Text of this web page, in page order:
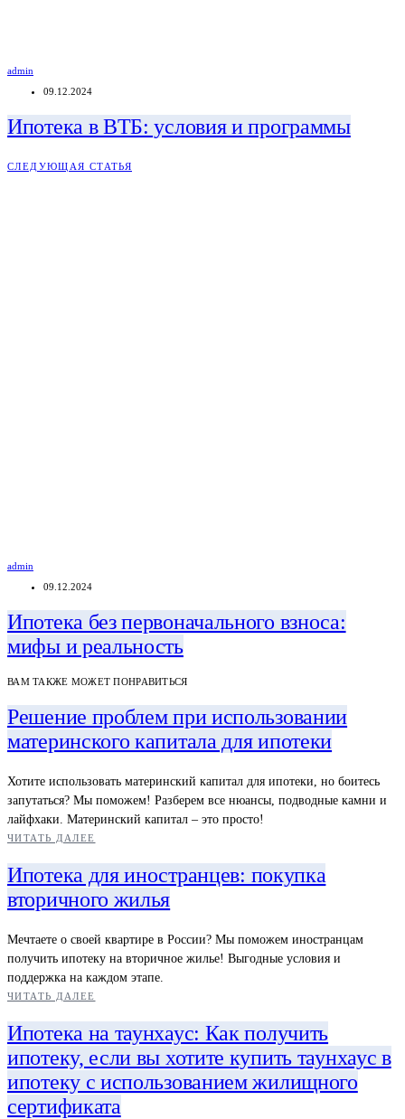
admin
09.12.2024
Ипотека в ВТБ: условия и программы
СЛЕДУЮЩАЯ СТАТЬЯ
admin
09.12.2024
Ипотека без первоначального взноса:
мифы и реальность
ВАМ ТАКЖЕ МОЖЕТ ПОНРАВИТЬСЯ
Решение проблем при использовании
материнского капитала для ипотеки
Хотите использовать материнский капитал для ипотеки, но боитесь
запутаться? Мы поможем! Разберем все нюансы, подводные камни и
лайфхаки. Материнский капитал – это просто!
ЧИТАТЬ ДАЛЕЕ
Ипотека для иностранцев: покупка
вторичного жилья
Мечтаете о своей квартире в России? Мы поможем иностранцам
получить ипотеку на вторичное жилье! Выгодные условия и
поддержка на каждом этапе.
ЧИТАТЬ ДАЛЕЕ
Ипотека на таунхаус: Как получить
ипотеку, если вы хотите купить таунхаус в
ипотеку с использованием жилищного
сертификата